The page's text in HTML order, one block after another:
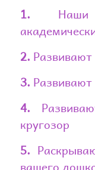
1. Наши
2.
3.
4.
кругозор
5.